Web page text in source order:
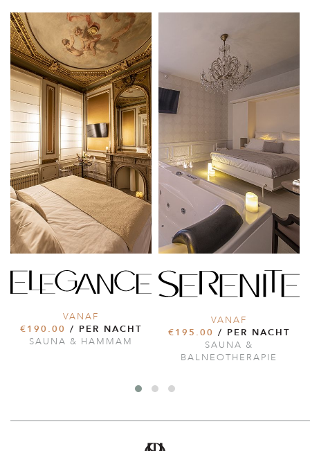
VANAF
€190.00 / PER NACHT
SAUNA & HAMMAM
VANAF
€195.00 / PER NACHT
SAUNA &
BALNEOTHERAPIE